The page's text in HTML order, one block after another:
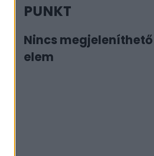
PUNKT
Nincs megjeleníthető
elem